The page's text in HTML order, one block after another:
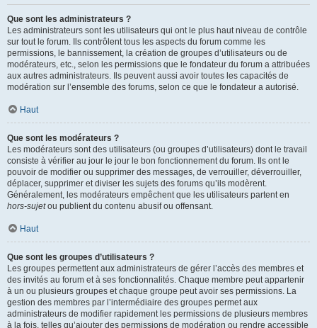
Que sont les administrateurs ?
Les administrateurs sont les utilisateurs qui ont le plus haut niveau de contrôle
sur tout le forum. Ils contrôlent tous les aspects du forum comme les
permissions, le bannissement, la création de groupes d’utilisateurs ou de
modérateurs, etc., selon les permissions que le fondateur du forum a attribuées
aux autres administrateurs. Ils peuvent aussi avoir toutes les capacités de
modération sur l’ensemble des forums, selon ce que le fondateur a autorisé.
Haut
Que sont les modérateurs ?
Les modérateurs sont des utilisateurs (ou groupes d’utilisateurs) dont le travail
consiste à vérifier au jour le jour le bon fonctionnement du forum. Ils ont le
pouvoir de modifier ou supprimer des messages, de verrouiller, déverrouiller,
déplacer, supprimer et diviser les sujets des forums qu’ils modèrent.
Généralement, les modérateurs empêchent que les utilisateurs partent en
hors-sujetou publient du contenu abusif ou offensant.
Haut
Que sont les groupes d’utilisateurs ?
Les groupes permettent aux administrateurs de gérer l’accès des membres et
des invités au forum et à ses fonctionnalités. Chaque membre peut appartenir
à un ou plusieurs groupes et chaque groupe peut avoir ses permissions. La
gestion des membres par l’intermédiaire des groupes permet aux
administrateurs de modifier rapidement les permissions de plusieurs membres
à la fois, telles qu’ajouter des permissions de modération ou rendre accessible